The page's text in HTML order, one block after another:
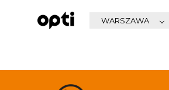
WARSZAWA